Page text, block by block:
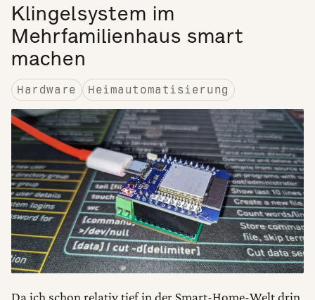
Klingelsystem im
Mehrfamilienhaus smart
machen
Hardware Heimautomatisierung
Da ich schon relativ tief in der Smart-Home-Welt drin